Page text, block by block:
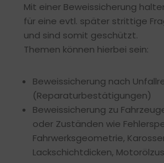
Mit einer Beweissicherung
für eine evtl. später strittige
und sind somit geschützt.
Themen können hierbei sein:
Beweissicherung nach
(Reparaturbestätigungen)
Beweissicherung zu
oder Zuständen wie
Fahrwerksgeometrie,
Lackschichtdicken,